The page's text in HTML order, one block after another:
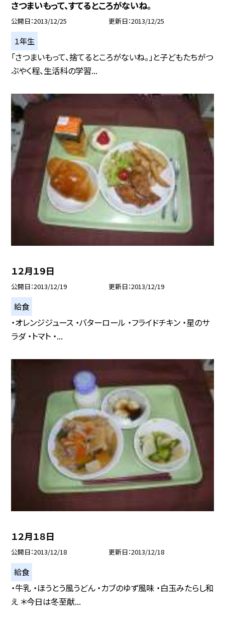
さつまいもって、すてるところがないね。
公開日 2013/12/25 更新日 2013/12/25
１年生
「さつまいもって、捨てるところがないね。」と子どもたちがつ
ぶやく程、生活科の学習...
１２月１９日
公開日 2013/12/19 更新日 2013/12/19
給食
・オレンジジュース ・バターロール ・フライドチキン ・星のサ
ラダ ・トマト ・...
１２月１８日
公開日 2013/12/18 更新日 2013/12/18
給食
・牛乳 ・ほうとう風うどん ・カブのゆず風味 ・白玉みたらし和
え ＊今日は冬至献...